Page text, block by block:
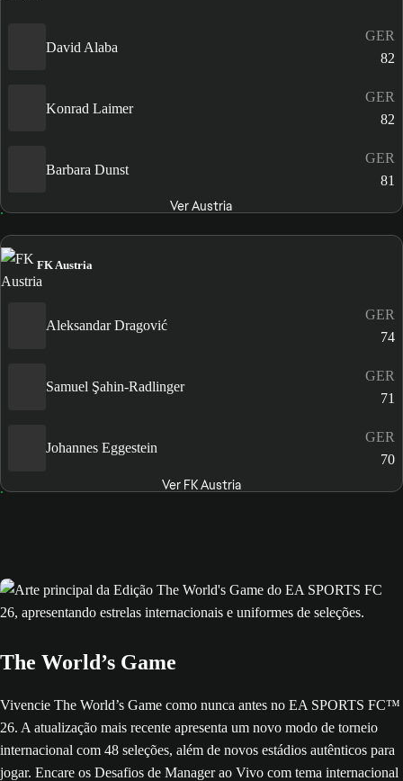
David Alaba
GER
82
Konrad Laimer
GER
82
Barbara Dunst
GER
81
Ver Austria
FK Austria
Aleksandar Dragović
GER
74
Samuel Şahin-Radlinger
GER
71
Johannes Eggestein
GER
70
Ver FK Austria
The World’s Game
Vivencie The World’s Game como nunca antes no EA SPORTS FC™
26. A atualização mais recente apresenta um novo modo de torneio
internacional com 48 seleções, além de novos estádios autênticos para
jogar. Encare os Desafios de Manager ao Vivo com tema internacional